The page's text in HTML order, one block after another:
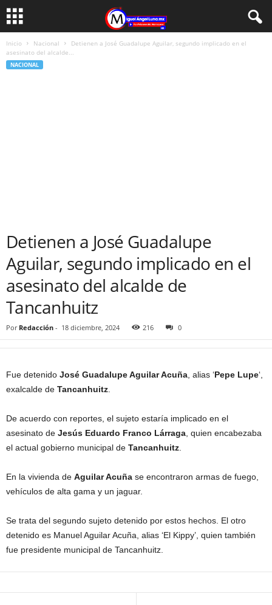
Inicio Nacional
Detienen a José Guadalupe Aguilar, segundo implicado en el
asesinato del alcalde...
NACIONAL
Detienen a José Guadalupe
Aguilar, segundo implicado en el
asesinato del alcalde de
Tancanhuitz
Por Redacción - 18 diciembre, 2024 216 0
Fue detenido José Guadalupe Aguilar Acuña , alias ‘Pepe Lupe‘,
exalcalde de Tancanhuitz
De acuerdo con reportes, el sujeto estaría implicado en el
asesinato de Jesús Eduardo Franco Lárraga , quien encabezaba
el actual gobierno municipal de Tancanhuitz
En la vivienda de Aguilar Acuña se encontraron armas de fuego,
vehículos de alta gama y un jaguar.
Se trata del segundo sujeto detenido por estos hechos. El otro
detenido es Manuel Aguilar Acuña, alias ‘El Kippy’, quien también
fue presidente municipal de Tancanhuitz.